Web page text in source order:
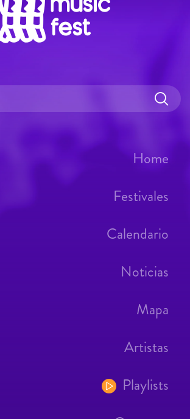
Home
Festivales
Calendario
Noticias
Mapa
Artistas
Playlists